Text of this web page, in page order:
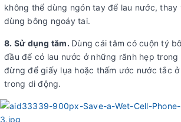
không thể dùng ngón tay để lau nước, thay
dùng bông ngoáy tai.
8. Sử dụng tăm. Dùng cái tăm có cuộn tý
đầu để có lau nước ở những rãnh hẹp
đừng để giấy lụa hoặc thấm ước nước tắc
trong di động.